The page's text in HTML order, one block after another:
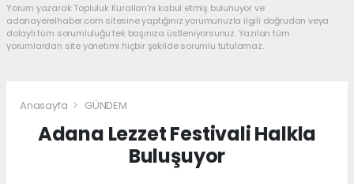
Yorum yazarak Topluluk Kuralları’nı kabul etmiş bulunuyor ve
adanayerelhaber.com sitesine yaptığınız yorumunuzla ilgili doğrudan veya
dolaylı tüm sorumluluğu tek başınıza üstleniyorsunuz. Yazılan tüm
yorumlardan site yönetimi hiçbir şekilde sorumlu tutulamaz.
Anasayfa GÜNDEM
Adana Lezzet Festivali Halkla
Buluşuyor